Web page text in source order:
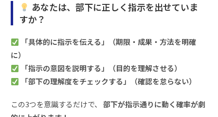
あなたは、部下に正しく指示を出せていま
すか？
「具体的に指示を伝える」（期限・成果・方法を明確
に）
「指示の意図を説明する」（目的を理解させる）
「部下の理解度をチェックする」（確認を怠らない）
この3つを意識するだけで、部下が指示通りに動く確率が劇